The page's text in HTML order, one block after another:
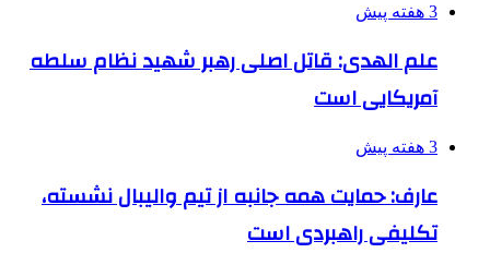
3 هفته پیش
علم الهدی: قاتل اصلی رهبر شهید نظام سلطه
آمریکایی است
3 هفته پیش
عارف: حمایت همه جانبه از تیم والیبال نشسته،
تکلیفی راهبردی است